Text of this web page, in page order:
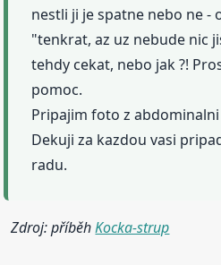
nestli ji je spatne nebo ne -
"tenkrat, az uz nebude nic
tehdy cekat, nebo jak ?!
pomoc.
Pripajim foto z
Dekuji za kazdou vasi
radu.
Zdroj: příběhKocka-strup